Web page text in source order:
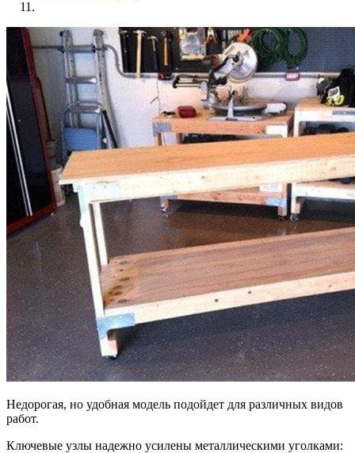
Недорогая, но удобная модель подойдет для различных видов
работ.
Ключевые узлы надежно усилены металлическими уголками: